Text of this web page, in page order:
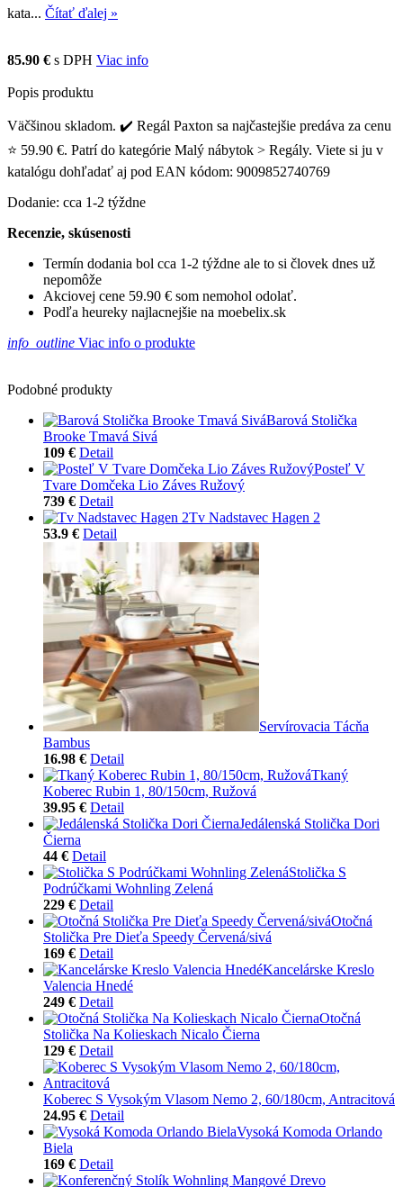
kata... Čítať ďalej »
85.90 € s DPH Viac info
Popis produktu
Väčšinou skladom. ✔️ Regál Paxton sa najčastejšie predáva za cenu
⭐ 59.90 €. Patrí do kategórie Malý nábytok > Regály. Viete si ju v
katalógu dohľadať aj pod EAN kódom: 9009852740769
Dodanie: cca 1-2 týždne
Recenzie, skúsenosti
Termín dodania bol cca 1-2 týždne ale to si človek dnes už
nepomôže
Akciovej cene 59.90 € som nemohol odolať.
Podľa heureky najlacnejšie na moebelix.sk
info_outline Viac info o produkte
Podobné produkty
Barová Stolička
Brooke Tmavá Sivá
109 € Detail
Posteľ V
Tvare Domčeka Lio Záves Ružový
739 € Detail
Tv Nadstavec Hagen 2
53.9 € Detail
Servírovacia Tácňa
Bambus
16.98 € Detail
Tkaný
Koberec Rubin 1, 80/150cm, Ružová
39.95 € Detail
Jedálenská Stolička Dori
Čierna
44 € Detail
Stolička S
Podrúčkami Wohnling Zelená
229 € Detail
Otočná
Stolička Pre Dieťa Speedy Červená/sivá
169 € Detail
Kancelárske Kreslo
Valencia Hnedé
249 € Detail
Otočná
Stolička Na Kolieskach Nicalo Čierna
129 € Detail
Koberec S Vysokým Vlasom Nemo 2, 60/180cm, Antracitová
24.95 € Detail
Vysoká Komoda Orlando
Biela
169 € Detail